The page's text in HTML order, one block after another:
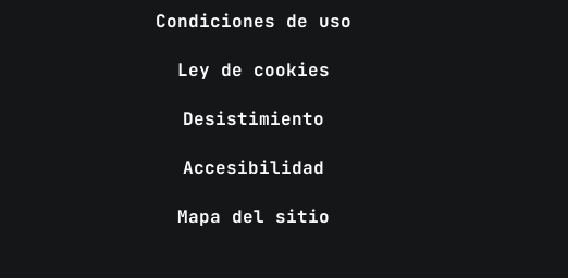
Condiciones de uso
Ley de cookies
Desistimiento
Accesibilidad
Mapa del sitio